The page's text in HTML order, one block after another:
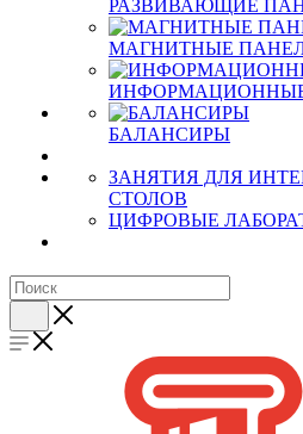
РАЗВИВАЮЩИЕ
МАГНИТНЫЕ
БАЛАНСИРЫ
ЗАНЯТИЯ ДЛЯ
СТОЛОВ
ЦИФРОВЫЕ